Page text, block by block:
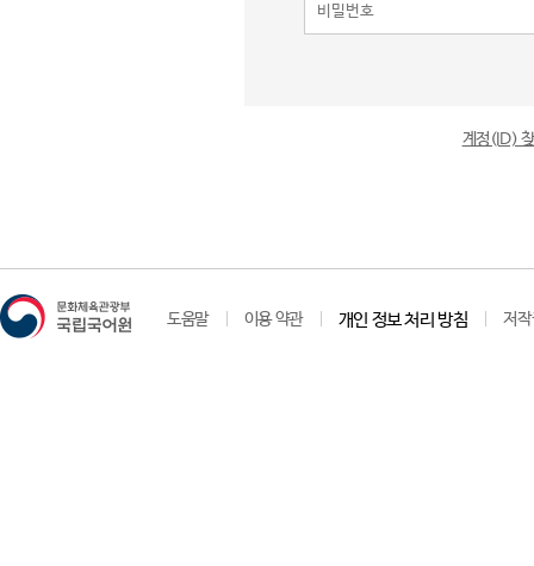
계정(ID)
도움말 이용 약관 개인 정보 처리 방침 저